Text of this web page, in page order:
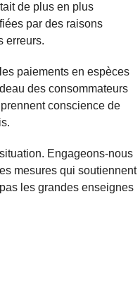
de plus en plus
par des raisons
erreurs.
paiements en espèces
des consommateurs
conscience de
Engageons-nous
mesures qui soutiennent
les grandes enseignes